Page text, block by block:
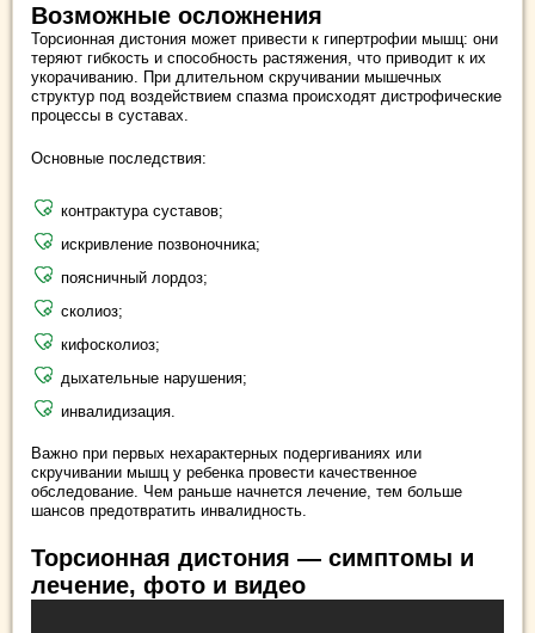
Возможные осложнения
Торсионная дистония может привести к гипертрофии мышц: они
теряют гибкость и способность растяжения, что приводит к их
укорачиванию. При длительном скручивании мышечных
структур под воздействием спазма происходят дистрофические
процессы в суставах.
Основные последствия:
контрактура суставов;
искривление позвоночника;
поясничный лордоз;
сколиоз;
кифосколиоз;
дыхательные нарушения;
инвалидизация.
Важно при первых нехарактерных подергиваниях или
скручивании мышц у ребенка провести качественное
обследование. Чем раньше начнется лечение, тем больше
шансов предотвратить инвалидность.
Торсионная дистония — симптомы и
лечение, фото и видео